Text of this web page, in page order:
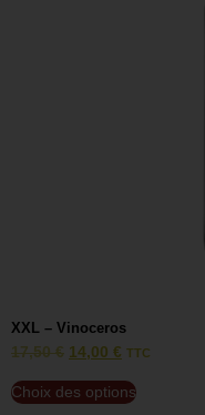
XXL – Vinoceros
17,50€ 14,00 € TTC
Choix des options